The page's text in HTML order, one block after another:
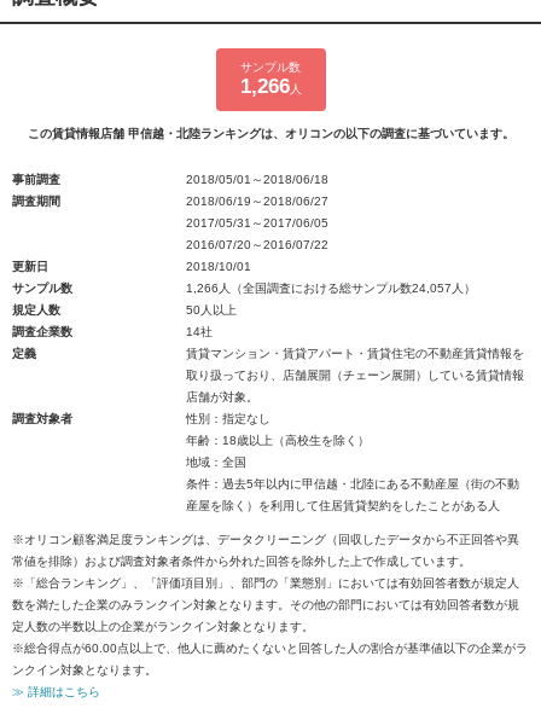
サンプル数
1,266人
この賃貸情報店舗 甲信越・北陸ランキングは、オリコンの以下の調査に基づいています。
事前調査
2018/05/01～2018/06/18
調査期間
2018/06/19～2018/06/27
2017/05/31～2017/06/05
2016/07/20～2016/07/22
更新日
2018/10/01
サンプル数
1,266人（全国調査における総サンプル数24,057人）
規定人数
50人以上
調査企業数
14社
定義
賃貸マンション・賃貸アパート・賃貸住宅の不動産賃貸情報を
取り扱っており、店舗展開（チェーン展開）している賃貸情報
店舗が対象。
調査対象者
性別：指定なし
年齢：18歳以上（高校生を除く）
地域：全国
条件：過去5年以内に甲信越・北陸にある不動産屋（街の不動
産屋を除く）を利用して住居賃貸契約をしたことがある人
※オリコン顧客満足度ランキングは、データクリーニング（回収したデータから不正回答や異
常値を排除）および調査対象者条件から外れた回答を除外した上で作成しています。
※「総合ランキング」、「評価項目別」、部門の「業態別」においては有効回答者数が規定人
数を満たした企業のみランクイン対象となります。その他の部門においては有効回答者数が規
定人数の半数以上の企業がランクイン対象となります。
※総合得点が60.00点以上で、他人に薦めたくないと回答した人の割合が基準値以下の企業がラ
ンクイン対象となります。
≫ 詳細はこちら